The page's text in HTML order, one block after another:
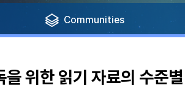
Communities
을 위한 읽기 자료의 수준